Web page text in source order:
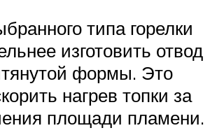
типа горелки
изготовить отвод
формы. Это
нагрев топки за
площади пламени.